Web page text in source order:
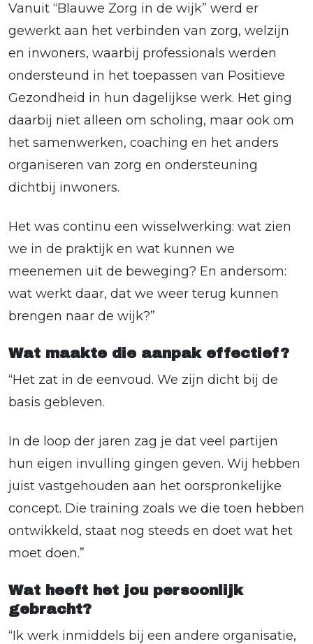
Vanuit “Blauwe Zorg in de wijk” werd er
gewerkt aan het verbinden van zorg, welzijn
en inwoners, waarbij professionals werden
ondersteund in het toepassen van Positieve
Gezondheid in hun dagelijkse werk. Het ging
daarbij niet alleen om scholing, maar ook om
het samenwerken, coaching en het anders
organiseren van zorg en ondersteuning
dichtbij inwoners.
Het was continu een wisselwerking: wat zien
we in de praktijk en wat kunnen we
meenemen uit de beweging? En andersom:
wat werkt daar, dat we weer terug kunnen
brengen naar de wijk?”
Wat maakte die aanpak effectief?
“Het zat in de eenvoud. We zijn dicht bij de
basis gebleven.
In de loop der jaren zag je dat veel partijen
hun eigen invulling gingen geven. Wij hebben
juist vastgehouden aan het oorspronkelijke
concept. Die training zoals we die toen hebben
ontwikkeld, staat nog steeds en doet wat het
moet doen.”
Wat heeft het jou persoonlijk
gebracht?
“Ik werk inmiddels bij een andere organisatie,